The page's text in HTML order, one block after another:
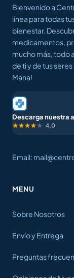
Bienvenido a
línea para todas
bienestar.
medicamentos,
mucho más, todo
de ti y de tus
Mana!
Descarga nuestra
4,0
Email:
MENU
Sobre Nosotros
Envío y Entrega
Preguntas